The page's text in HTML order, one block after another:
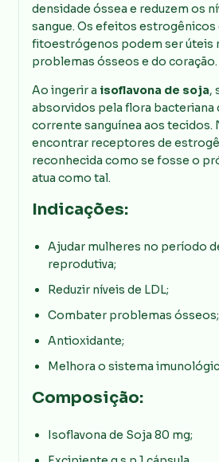
densidade óssea e reduzem os
sangue. Os efeitos estrogênicos
fitoestrógenos podem ser úteis
problemas ósseos e do coração.
Ao ingerir a isoflavona de soja,
absorvidos pela flora bacteriana
corrente sanguínea aos tecidos.
encontrar receptores de
reconhecida como se fosse o
atua como tal.
Indicações:
Ajudar mulheres no período
reprodutiva;
Reduzir níveis de LDL;
Combater problemas ósseos;
Antioxidante;
Melhora o sistema
Composição:
Isoflavona de Soja 80 mg;